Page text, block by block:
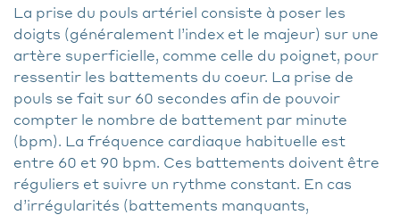
La prise du pouls artériel consiste à poser les
doigts (généralement l’index et le majeur) sur une
artère superficielle, comme celle du poignet, pour
ressentir les battements du coeur. La prise de
pouls se fait sur 60 secondes afin de pouvoir
compter le nombre de battement par minute
(bpm). La fréquence cardiaque habituelle est
entre 60 et 90 bpm. Ces battements doivent être
réguliers et suivre un rythme constant. En cas
d’irrégularités (battements manquants,